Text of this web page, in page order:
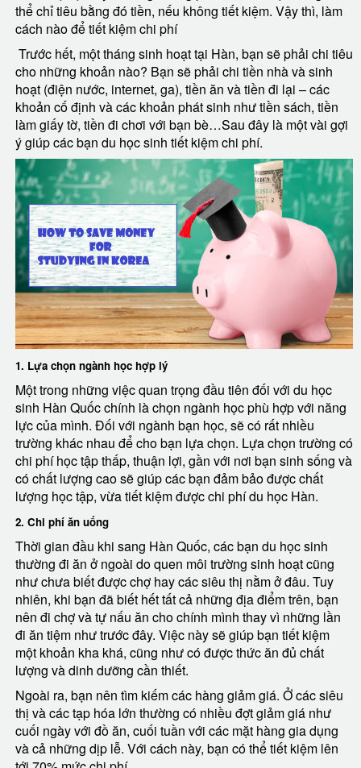
thể chỉ tiêu bằng đó tiền, nếu không tiết kiệm. Vậy thì, làm
cách nào để tiết kiệm chi phí
Trước hết, một tháng sinh hoạt tại Hàn, bạn sẽ phải chi tiêu
cho những khoản nào? Bạn sẽ phải chi tiền nhà và sinh
hoạt (điện nước, internet, ga), tiền ăn và tiền đi lại – các
khoản cố định và các khoản phát sinh như tiền sách, tiền
làm giấy tờ, tiền đi chơi với bạn bè…Sau đây là một vài gợi
ý giúp các bạn du học sinh tiết kiệm chi phí.
1. Lựa chọn ngành học hợp lý
Một trong những việc quan trọng đầu tiên đối với du học
sinh Hàn Quốc chính là chọn ngành học phù hợp với năng
lực của mình. Đối với ngành bạn học, sẽ có rất nhiều
trường khác nhau để cho bạn lựa chọn. Lựa chọn trường có
chi phí học tập thấp, thuận lợi, gần với nơi bạn sinh sống và
có chất lượng cao sẽ giúp các bạn đảm bảo được chất
lượng học tập, vừa tiết kiệm được chi phí du học Hàn.
2. Chi phí ăn uống
Thời gian đầu khi sang Hàn Quốc, các bạn du học sinh
thường đi ăn ở ngoài do quen môi trường sinh hoạt cũng
như chưa biết được chợ hay các siêu thị nằm ở đâu. Tuy
nhiên, khi bạn đã biết hết tất cả những địa điểm trên, bạn
nên đi chợ và tự nấu ăn cho chính mình thay vì những lần
đi ăn tiệm như trước đây. Việc này sẽ giúp bạn tiết kiệm
một khoản kha khá, cũng như có được thức ăn đủ chất
lượng và dinh dưỡng cần thiết.
Ngoài ra, bạn nên tìm kiếm các hàng giảm giá. Ở các siêu
thị và các tạp hóa lớn thường có nhiều đợt giảm giá như
cuối ngày với đồ ăn, cuối tuần với các mặt hàng gia dụng
và cả những dịp lễ. Với cách này, bạn có thể tiết kiệm lên